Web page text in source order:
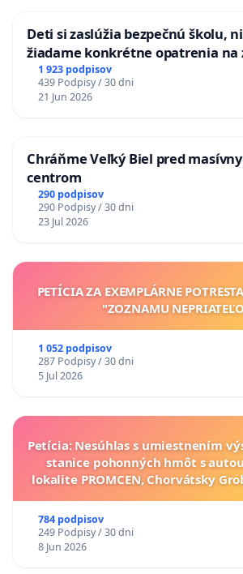
Deti si zaslúžia bezpečnú školu,
žiadame konkrétne opatrenia na
situácie v školstve
1 923 podpisov
439 Podpisy / 30 dni
21 Jun 2026
Chráňme Veľký Biel pred
centrom
290 podpisov
290 Podpisy / 30 dni
23 Jul 2026
PETÍCIA ZA EXEMPLÁRNE
"ZOZNAMU
1 052 podpisov
287 Podpisy / 30 dni
5 Jul 2026
Petícia: Nesúhlas s umiestnením
stanice pohonných hmôt s
lokalite PROMCEN, Chorvátsky
784 podpisov
249 Podpisy / 30 dni
8 Jun 2026